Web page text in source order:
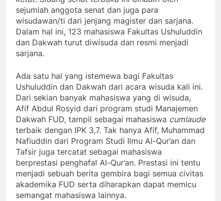
sejumlah anggota senat dan juga para
wisudawan/ti dari jenjang magister dan sarjana.
Dalam hal ini, 123 mahasiswa Fakultas Ushuluddin
dan Dakwah turut diwisuda dan resmi menjadi
sarjana.
Ada satu hal yang istemewa bagi Fakultas
Ushuluddin dan Dakwah dari acara wisuda kali ini.
Dari sekian banyak mahasiswa yang di wisuda,
Afif Abdul Rosyid dari program studi Manajemen
Dakwah FUD, tampil sebagai mahasiswa cumlaude
terbaik dengan IPK 3,7. Tak hanya Afif, Muhammad
Nafiuddin dari Program Studi Ilmu Al-Qur’an dan
Tafsir juga tercatat sebagai mahasiswa
berprestasi penghafal Al-Qur’an. Prestasi ini tentu
menjadi sebuah berita gembira bagi semua civitas
akademika FUD serta diharapkan dapat memicu
semangat mahasiswa lainnya.